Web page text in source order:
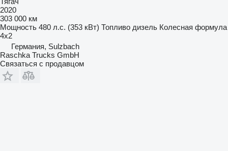
2020
303 000 км
Мощность 480 л.с. (353 кВт) Топливо дизель Колесная формула
4x2
Германия, Sulzbach
Raschka Trucks GmbH
Связаться с продавцом